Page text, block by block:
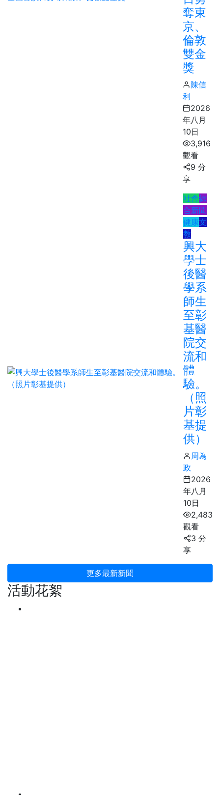
奪東
京、
倫敦
雙金
獎
陳信
利
2026
年八月
10日
3,916
觀看
9 分
享
社會綜
合新聞
健康文
教
興大
學士
後醫
學系
師生
至彰
基醫
院交
流和
體
驗。
（照
片彰
基提
供）
周為
政
2026
年八月
10日
2,483
觀看
3 分
享
更多最新新聞
活動花絮